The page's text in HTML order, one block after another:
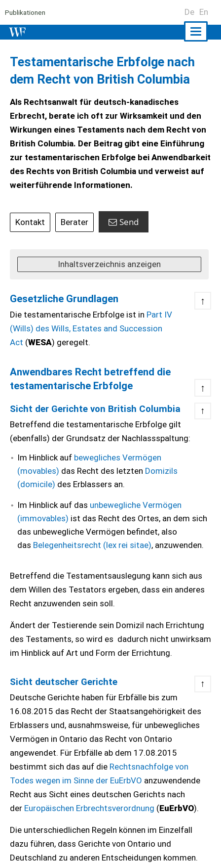
Publikationen De En
Testamentarische Erbfolge nach
dem Recht von British Columbia
Als Rechtsanwalt für deutsch-kanadisches
Erbrecht, berate ich oft zur Wirksamkeit und den
Wirkungen eines Testaments nach dem Recht von
British Columbia. Der Beitrag gibt eine Einführung
zur testamentarischen Erbfolge bei Anwendbarkeit
des Rechts von British Columbia und verweist auf
weiterführende Informationen.
Kontakt Berater Send
Inhaltsverzeichnis anzeigen
Gesetzliche Grundlagen ↑
Die testamentarische Erbfolge ist in Part IV
(Wills) des Wills, Estates and Succession
Act (WESA) geregelt.
Anwendbares Recht betreffend die
testamentarische Erbfolge
↑
Sicht der Gerichte von British Columbia ↑
Betreffend die testamentarische Erbfolge gilt
(ebenfalls) der Grundsatz der Nachlassspaltung:
Im Hinblick auf bewegliches Vermögen
(movables) das Recht des letzten Domizils
(domicile) des Erblassers an.
Im Hinblick auf das unbewegliche Vermögen
(immovables) ist das Recht des Ortes, an dem sich
das unbewegliche Vermögen befindet, also
das Belegenheitsrecht (lex rei sitae), anzuwenden.
Betreffend die Testamentsauslegung kann sich aus
dem Willen des Testators ergeben, dass ein anderes
Recht anzuwenden sein soll.
Ändert der Testierende sein Domizil nach Errichtung
des Testaments, so wird es dadurch nicht unwirksam
im Hinblick auf Art und Form der Errichtung.
Sicht deutscher Gerichte ↑
Deutsche Gerichte haben für Erbfälle bis zum
16.08.2015 das Recht der Staatsangehörigkeit des
Erblassers und, ausnahmsweise, für unbewegliches
Vermögen in Ontario das Recht von Ontario
angewendet. Für Erbfälle ab dem 17.08.2015
bestimmt sich das auf die Rechtsnachfolge von
Todes wegen im Sinne der EuErbVO anzuwendende
Recht aus Sicht eines deutschen Gerichts nach
der Europäischen Erbrechtsverordnung (EuErbVO).
Die unterschiedlichen Regeln können im Einzelfall
dazu führen, dass Gerichte von Ontario und
Deutschland zu anderen Entscheidungen kommen.